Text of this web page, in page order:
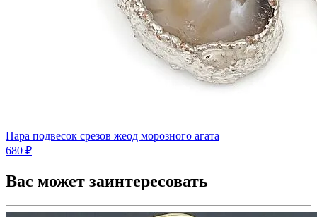
Пара подвесок срезов жеод морозного агата
680 ₽
Вас может заинтересовать